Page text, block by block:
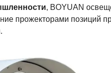
, BOYUAN
прожекторами позиций